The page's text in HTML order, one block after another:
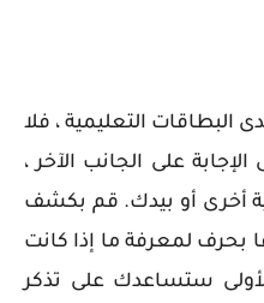
التعليمية ، فلا
على الجانب الآخر ،
أخرى أو بيدك. قم بكشف
بحرف لمعرفة ما إذا كانت
ستساعدك على تذكر